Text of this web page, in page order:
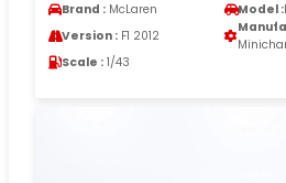
Brand : McLaren Model :
Version : F1 2012
Scale : 1/43